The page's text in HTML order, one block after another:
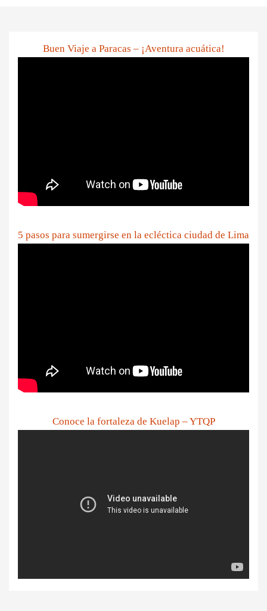
Buen Viaje a Paracas – ¡Aventura acuática!
5 pasos para sumergirse en la ecléctica ciudad de Lima
Conoce la fortaleza de Kuelap – YTQP